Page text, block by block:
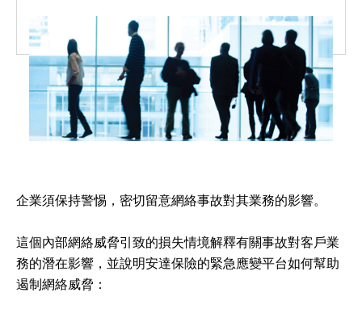
企業須保持警惕，密切留意網絡事故對其業務的影響。
這個內部網絡威脅引致的損失情境解釋有關事故對客戶業
務的潛在影響，並說明安達保險的緊急應變平台如何幫助
遏制網絡威脅：